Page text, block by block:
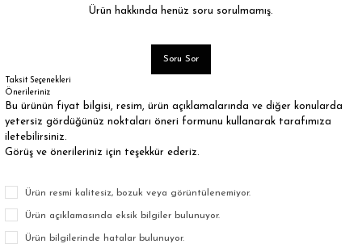
Ürün hakkında henüz soru sorulmamış.
Soru Sor
Taksit Seçenekleri
Önerileriniz
Bu ürünün fiyat bilgisi, resim, ürün açıklamalarında ve diğer konularda
yetersiz gördüğünüz noktaları öneri formunu kullanarak tarafımıza
iletebilirsiniz.
Görüş ve önerileriniz için teşekkür ederiz.
Ürün resmi kalitesiz, bozuk veya görüntülenemiyor.
Ürün açıklamasında eksik bilgiler bulunuyor.
Ürün bilgilerinde hatalar bulunuyor.